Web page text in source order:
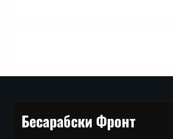
Бесарабски Фронт